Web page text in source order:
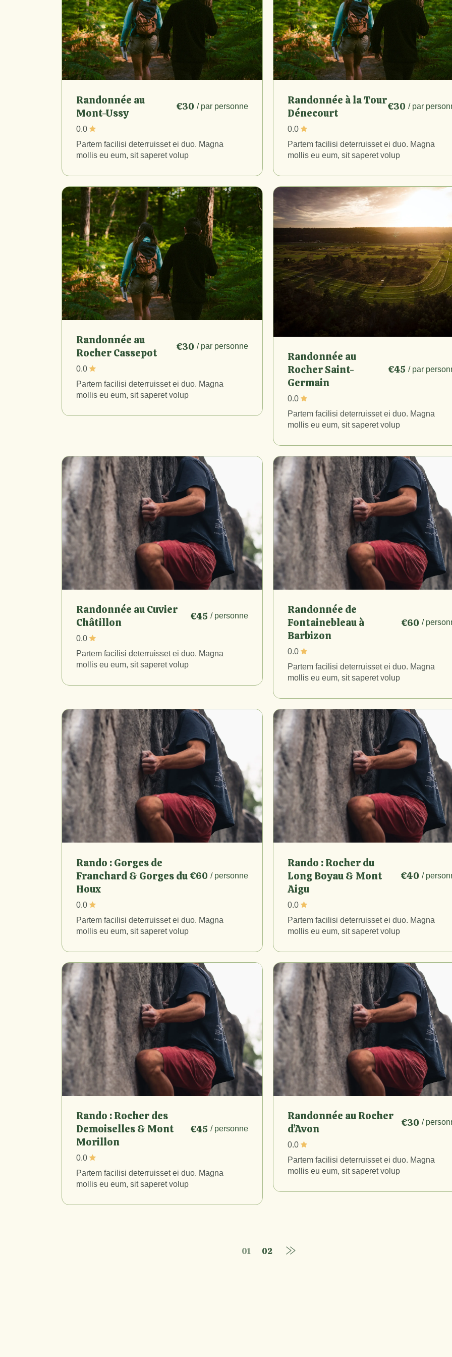
Randonnée au
Mont-Ussy
€30 / par personne
0.0
Partem facilisi deterruisset ei duo. Magna
mollis eu eum, sit saperet volup
Randonnée à la Tour
Dénecourt
€30 / par
0.0
Partem facilisi deterruisset ei duo. Magna
mollis eu eum, sit saperet volup
Randonnée au
Rocher Cassepot
€30 / par personne
0.0
Partem facilisi deterruisset ei duo. Magna
mollis eu eum, sit saperet volup
Randonnée au
Rocher Saint-
Germain
€45 / par
0.0
Partem facilisi deterruisset ei duo. Magna
mollis eu eum, sit saperet volup
Randonnée au Cuvier
Châtillon
€45 / personne
0.0
Partem facilisi deterruisset ei duo. Magna
mollis eu eum, sit saperet volup
Randonnée de
Fontainebleau à
Barbizon
€60 /
0.0
Partem facilisi deterruisset ei duo. Magna
mollis eu eum, sit saperet volup
Rando : Gorges de
Franchard & Gorges du
Houx
€60 / personne
0.0
Partem facilisi deterruisset ei duo. Magna
mollis eu eum, sit saperet volup
Rando : Rocher du
Long Boyau & Mont
Aigu
€40 /
0.0
Partem facilisi deterruisset ei duo. Magna
mollis eu eum, sit saperet volup
Rando : Rocher des
Demoiselles & Mont
Morillon
€45 / personne
0.0
Partem facilisi deterruisset ei duo. Magna
mollis eu eum, sit saperet volup
Randonnée au Rocher
d’Avon
€30 /
0.0
Partem facilisi deterruisset ei duo. Magna
mollis eu eum, sit saperet volup
01 02